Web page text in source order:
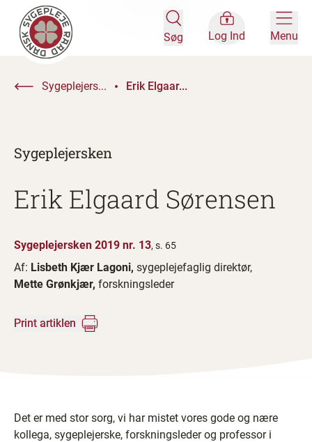
Søg Log Ind Menu
Sygeplejers... Erik Elgaar...
Sygeplejersken
Erik Elgaard Sørensen
Sygeplejersken 2019 nr. 13, s. 65
Af: Lisbeth Kjær Lagoni, sygeplejefaglig direktør,
Mette Grønkjær, forskningsleder
Print artiklen
Det er med stor sorg, vi har mistet vores gode og nære
kollega, sygeplejerske, forskningsleder og professor i